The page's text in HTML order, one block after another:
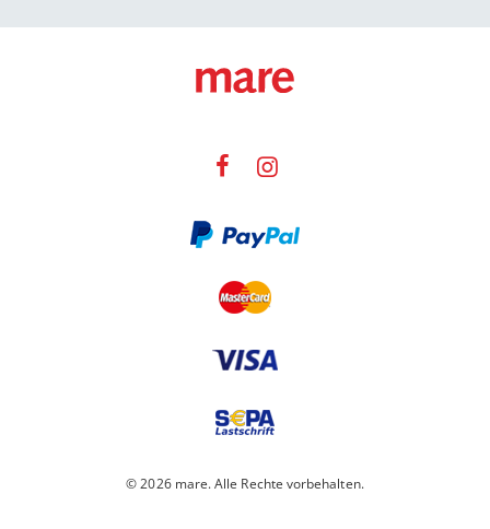
© 2026 mare. Alle Rechte vorbehalten.